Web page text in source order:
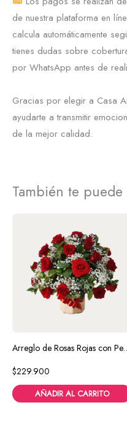
de nuestra plataforma en
calcula automáticamente
tienes dudas sobre
por WhatsApp antes de
Gracias por elegir a Casa
ayudarte a transmitir
de la mejor calidad.
También te
Arreglo de
$229.900
AÑADIR AL CARRITO